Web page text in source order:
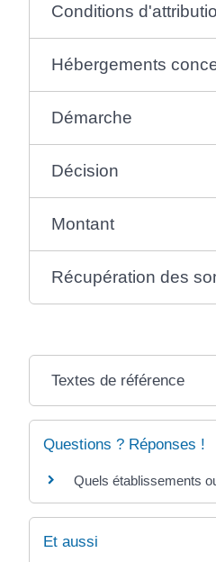
Conditions
Hébergements
Démarche
Décision
Montant
Récupération des
Textes de référence
Questions ? Réponses !
Quels établissements
Et aussi